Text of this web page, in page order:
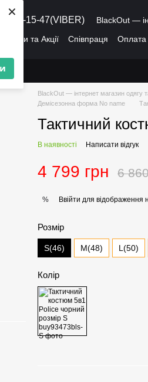
×
486-15-47(VIBER)
BlackOut —
Знижки та Акції Співпраця Оплата
BlackOut — інтернет магазин одягу
Демісезонна форма No name
Тактичний
В наявності Написати відгук
4 799 грн 6
% Ввійти для відображення
Розмір
S(46) M(48) L(50)
Колір